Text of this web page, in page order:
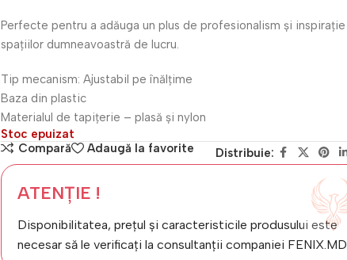
Perfecte pentru a adăuga un plus de profesionalism și inspirație
spațiilor dumneavoastră de lucru.
Tip mecanism: Ajustabil pe înălțime
Baza din plastic
Materialul de tapițerie – plasă și nylon
Stoc epuizat
Compară
Adaugă la favorite Distribuie:
ATENȚIE !
Disponibilitatea, prețul și caracteristicile produsului este
necesar să le verificați la consultanții companiei FENIX.MD